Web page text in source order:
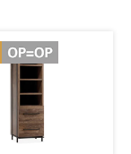
prijs was:
€679,-.